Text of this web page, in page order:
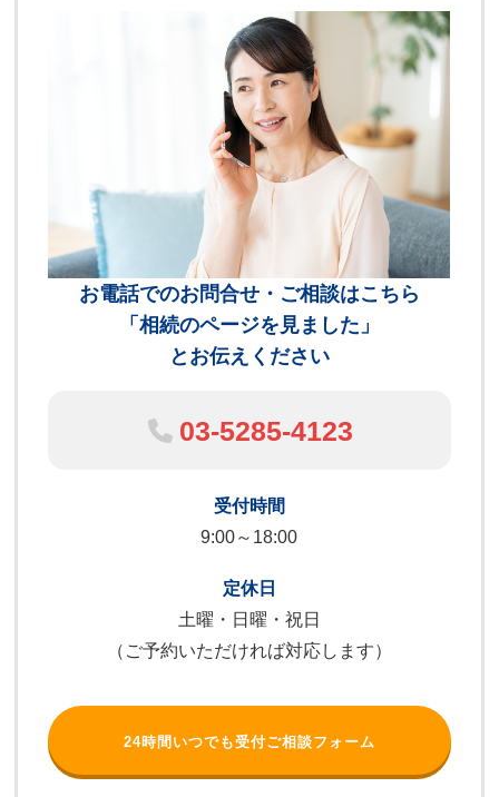
お電話でのお問合せ・ご相談はこちら
「相続のページを見ました」
とお伝えください
03-5285-4123
受付時間
9:00～18:00
定休日
土曜・日曜・祝日
（ご予約いただければ対応します）
24時間いつでも受付ご相談フォーム